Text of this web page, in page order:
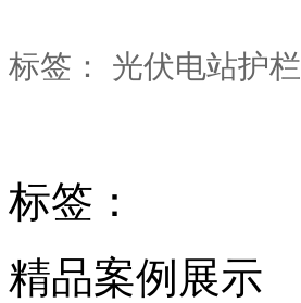
标签： 光伏电站护栏
标签：
精品案例展示